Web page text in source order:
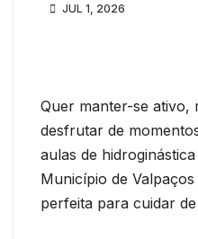
JUL 1, 2026
Quer manter-se ativo,
desfrutar de
aulas de
Município de
perfeita para cuidar de